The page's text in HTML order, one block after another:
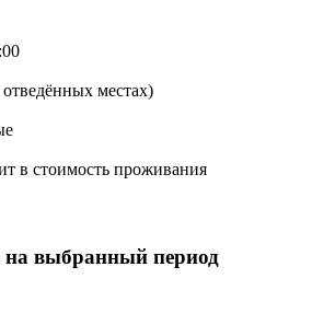
местах)
в стоимость проживания
на выбранный период